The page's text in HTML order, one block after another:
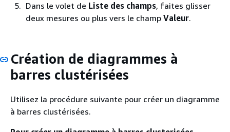
Dans le volet de Liste des champs, faites glisser
deux mesures ou plus vers le champ Valeur.
Création de diagrammes à
barres clustérisées
Utilisez la procédure suivante pour créer un diagramme
à barres clustérisées.